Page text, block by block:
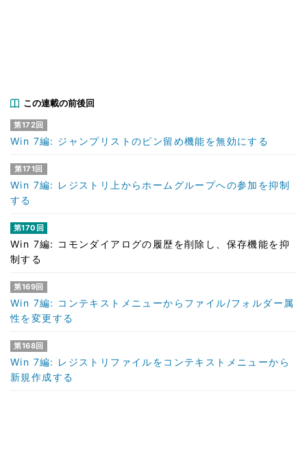
この連載の前後回
第172回
Win 7編: ジャンプリストのピン留め機能を無効にする
第171回
Win 7編: レジストリ上からホームグループへの参加を抑制
する
第170回
Win 7編: コモンダイアログの履歴を削除し、保存機能を抑
制する
第169回
Win 7編: コンテキストメニューからファイル/フォルダー属
性を変更する
第168回
Win 7編: レジストリファイルをコンテキストメニューから
新規作成する